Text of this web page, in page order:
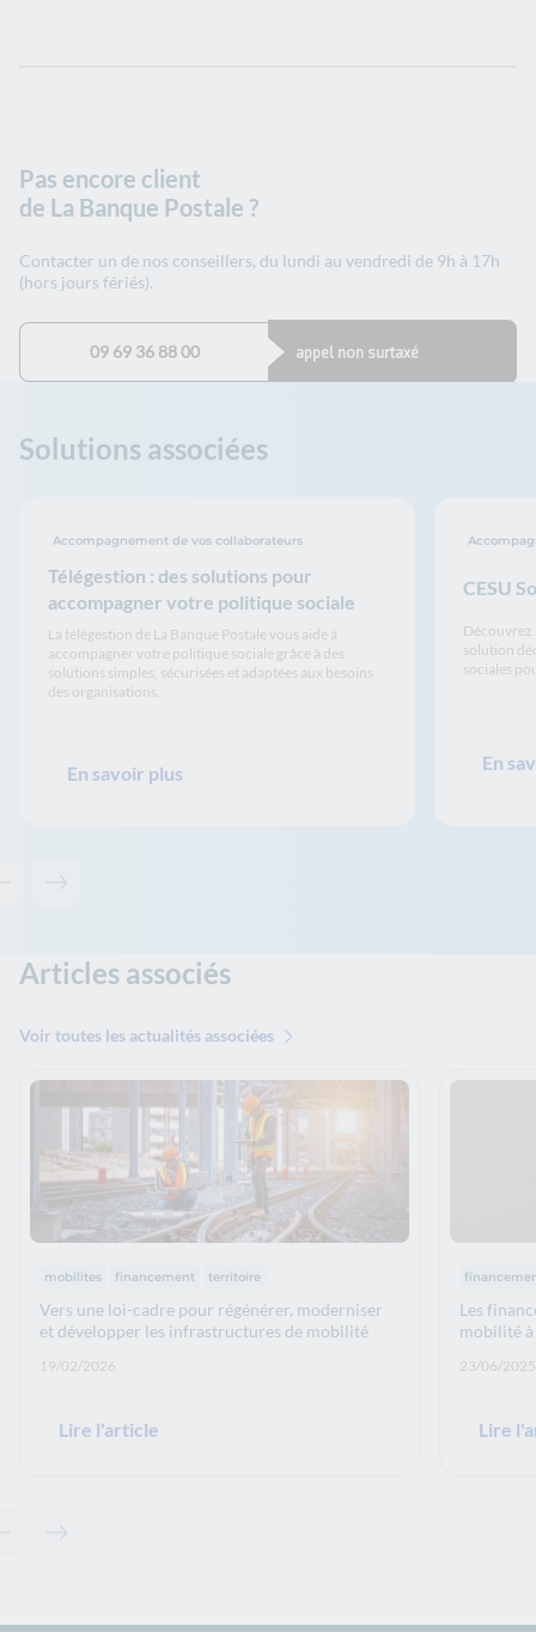
Pas encore client
de La Banque Postale ?
Contacter un de nos conseillers, du lundi au vendredi de 9h à 17h
(hors jours fériés).
09 69 36 88 00 appel non surtaxé
Solutions associées
Télégestion : des solutions pour
accompagner votre politique sociale
Accompagnement de vos collaborateurs
La télégestion de La Banque Postale vous aide à
accompagner votre politique sociale grâce à des
solutions simples, sécurisées et adaptées aux besoins
des organisations.
En savoir plus
CESU
Découvrez
solution
sociales
En
Contenu précédent - Solutions associées
Contenu suivant - Solutions associées
Articles associés
Voir toutes les actualités associées
Thématiques :
mobilites financement territoire
Vers une loi-cadre pour régénérer, moderniser
et développer les infrastructures de mobilité
Date de publication: :
19/02/2026
Lire l'article
Les
mobilité
Date de
23/06/2025
Lire
Contenu précédent - Articles associés
Contenu suivant - Articles associés